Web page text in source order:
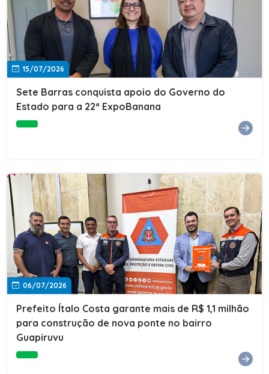
15/07/2026
Sete Barras conquista apoio do Governo do
Estado para a 22ª ExpoBanana
06/07/2026
Prefeito Ítalo Costa garante mais de R$ 1,1 milhão
para construção de nova ponte no bairro
Guapiruvu